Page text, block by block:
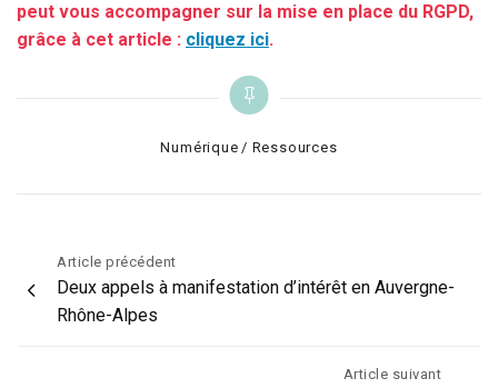
peut vous accompagner sur la mise en place du RGPD,
grâce à cet article : cliquez ici.
Categories
Numérique Ressources
Navigation
de
l’article
Article précédent
Deux appels à manifestation d’intérêt en Auvergne-
Rhône-Alpes
Article suivant